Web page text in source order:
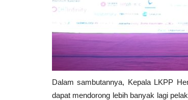
Dalam sambutannya, Kepala LKPP
dapat mendorong lebih banyak lagi